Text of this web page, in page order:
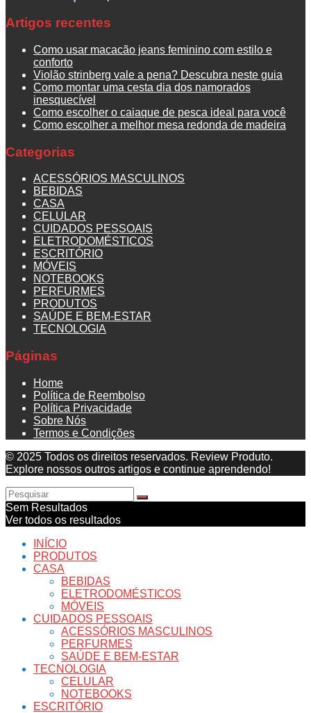
Artigos recentes
Como usar macacão jeans feminino com estilo e
conforto
Violão strinberg vale a pena? Descubra neste guia
Como montar uma cesta dia dos namorados
inesquecível
Como escolher o caiaque de pesca ideal para você
Como escolher a melhor mesa redonda de madeira
Categorias
ACESSÓRIOS MASCULINOS
BEBIDAS
CASA
CELULAR
CUIDADOS PESSOAIS
ELETRODOMÉSTICOS
ESCRITÓRIO
MÓVEIS
NOTEBOOKS
PERFURMES
PRODUTOS
SAÚDE E BEM-ESTAR
TECNOLOGIA
Páginas
Home
Política de Reembolso
Política Privacidade
Sobre Nós
Termos e Condições
© 2025 Todos os direitos reservados. Review Produto.
Explore nossos outros artigos e continue aprendendo!
Sem Resultados
Ver todos os resultados
INÍCIO
PRODUTOS
CASA
BEBIDAS
ELETRODOMÉSTICOS
MÓVEIS
CUIDADOS PESSOAIS
ACESSÓRIOS MASCULINOS
PERFURMES
SAÚDE E BEM-ESTAR
TECNOLOGIA
CELULAR
NOTEBOOKS
ESCRITÓRIO